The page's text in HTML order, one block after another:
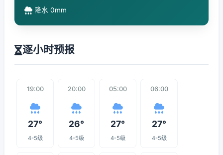
降水 0mm
逐小时预报
19:00
27°
4-5级
20:00
26°
4-5级
05:00
27°
4-5级
06:00
27°
4-5级